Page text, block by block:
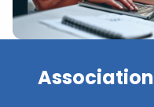
Association